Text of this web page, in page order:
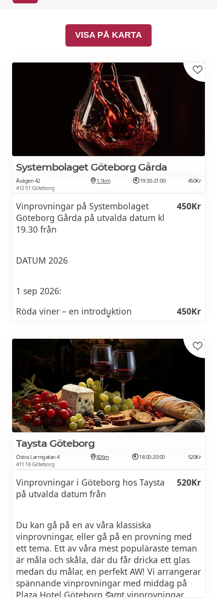
VISA PÅ KARTA
Systembolaget Göteborg Gårda
Åvägen 42
412 51 Göteborg
1.1km 19:30-21:00 450Kr
Vinprovningar på Systembolaget
Göteborg Gårda på utvalda datum kl
19.30 från
450Kr
DATUM 2026
1 sep 2026:
Röda viner – en introduktion
450Kr
identifiera olika stilar? Under denna provning
får du lära dig mer om strävhet, syra och
fyllighet. Vi lär oss om provningsteknik och
om hur man kan tänka när man matchar rött
vin med mat. Välkommen!
14 sep 2026:
Röda viner – en introduktion
Hur får ett rött vin sin karaktär och hur kan vi
får du lära dig mer om strävhet, syra och
fyllighet. Vi lär oss om provningsteknik och
vin med mat. Välkommen!
22 sep 2026:
Franska viner till franska ostar
600Kr
Frankrike, hem till en mängd kända ostsorter
Taysta Göteborg
Östra Larmgatan 4
411 16 Göteborg
826m 18:00-20:00 520Kr
Vinprovningar i Göteborg hos Taysta
på utvalda datum från
520Kr
Du kan gå på en av våra klassiska
vinprovningar, eller gå på en provning med
ett tema. Ett av våra mest populäraste teman
är måla och skåla, där du får dricka ett glas
medan du målar, en perfekt AW! Vi arrangerar
spännande vinprovningar med middag på
Plaza Hotel Göteborg samt vinprovningar